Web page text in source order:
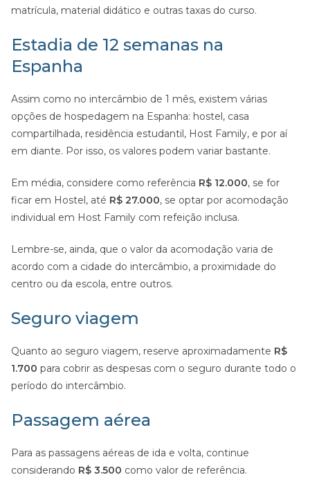
matrícula, material didático e outras taxas do curso.
Estadia de 12 semanas na
Espanha
Assim como no intercâmbio de 1 mês, existem várias
opções de hospedagem na Espanha: hostel, casa
compartilhada, residência estudantil, Host Family, e por aí
em diante. Por isso, os valores podem variar bastante.
Em média, considere como referência R$ 12.000, se for
ficar em Hostel, até R$ 27.000, se optar por acomodação
individual em Host Family com refeição inclusa.
Lembre-se, ainda, que o valor da acomodação varia de
acordo com a cidade do intercâmbio, a proximidade do
centro ou da escola, entre outros.
Seguro viagem
Quanto ao seguro viagem, reserve aproximadamente R$
1.700 para cobrir as despesas com o seguro durante todo o
período do intercâmbio.
Passagem aérea
Para as passagens aéreas de ida e volta, continue
considerando R$ 3.500 como valor de referência.